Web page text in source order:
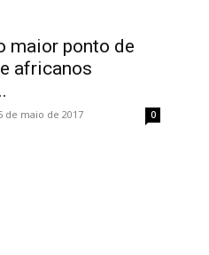
maior ponto de
africanos
de maio de 2017 0